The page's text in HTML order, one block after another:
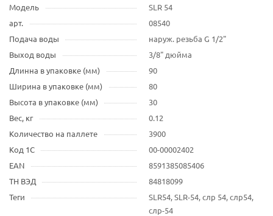
Модель
SLR 54
арт.
08540
Подача воды
наруж. резьба G 1/2"
Выход воды
3/8" дюйма
Длинна в упаковке (мм)
90
Ширина в упаковке (мм)
80
Высота в упаковке (мм)
30
Вес, кг
0.12
Количество на паллете
3900
Код 1С
00-00002402
EAN
8591385085406
ТН ВЭД
84818099
Теги
SLR54, SLR-54, слр 54, слр54,
слр-54